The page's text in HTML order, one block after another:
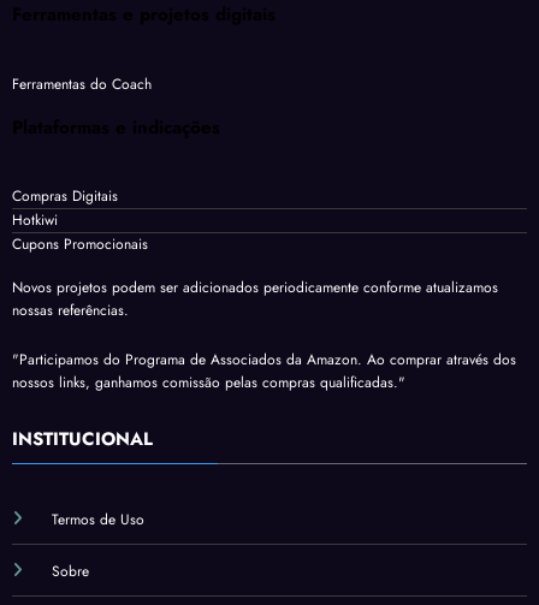
Ferramentas e projetos digitais
Ferramentas do Coach
Plataformas e indicações
Compras Digitais
Hotkiwi
Cupons Promocionais
Novos projetos podem ser adicionados periodicamente conforme atualizamos
nossas referências.
"Participamos do Programa de Associados da Amazon. Ao comprar através dos
nossos links, ganhamos comissão pelas compras qualificadas."
INSTITUCIONAL
Termos de Uso
Sobre